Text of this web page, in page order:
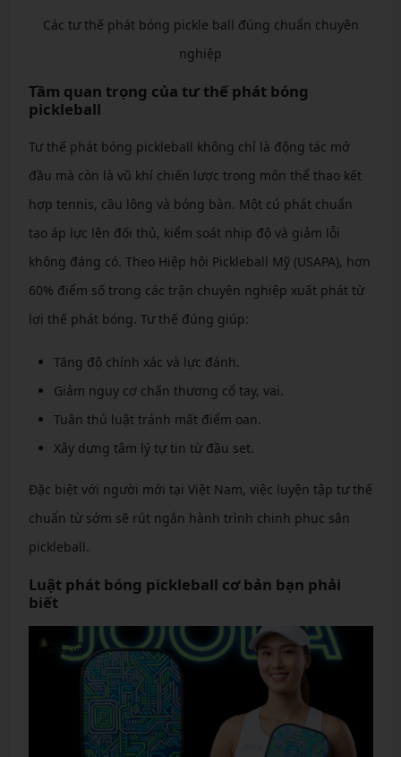
Các tư thế phát bóng pickle ball đúng chuẩn chuyên
nghiệp
Tầm quan trọng của tư thế phát bóng
pickleball
Tư thế phát bóng pickleball không chỉ là động tác mở
đầu mà còn là vũ khí chiến lược trong môn thể thao kết
hợp tennis, cầu lông và bóng bàn. Một cú phát chuẩn
tạo áp lực lên đối thủ, kiểm soát nhịp độ và giảm lỗi
không đáng có. Theo Hiệp hội Pickleball Mỹ (USAPA), hơn
60% điểm số trong các trận chuyên nghiệp xuất phát từ
lợi thế phát bóng. Tư thế đúng giúp:
Tăng độ chính xác và lực đánh.
Giảm nguy cơ chấn thương cổ tay, vai.
Tuân thủ luật tránh mất điểm oan.
Xây dựng tâm lý tự tin từ đầu set.
Đặc biệt với người mới tại Việt Nam, việc luyện tập tư thế
chuẩn từ sớm sẽ rút ngắn hành trình chinh phục sân
pickleball.
Luật phát bóng pickleball cơ bản bạn phải
biết